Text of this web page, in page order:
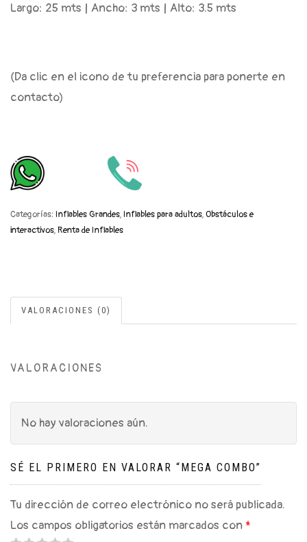
Largo: 25 mts | Ancho: 3 mts | Alto: 3.5 mts
(Da clic en el icono de tu preferencia para ponerte en
contacto)
Categorías:Inflables Grandes,Inflables para adultos,Obstáculos e
interactivos,Renta de Inflables
VALORACIONES (0)
VALORACIONES
No hay valoraciones aún.
SÉ EL PRIMERO EN VALORAR “MEGA COMBO”
Tu dirección de correo electrónico no será publicada.
Los campos obligatorios están marcados con *